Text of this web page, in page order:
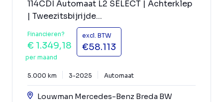
114CDI Automaat L2 SELECT | Achterklep
| Tweezitsbijrijde...
Financieren?
€ 1.349,18
per maand
excl. BTW
€58.113
5.000 km 3-2025 Automaat
Louwman Mercedes-Benz Breda BW